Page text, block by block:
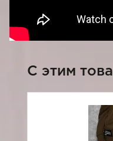
C этим